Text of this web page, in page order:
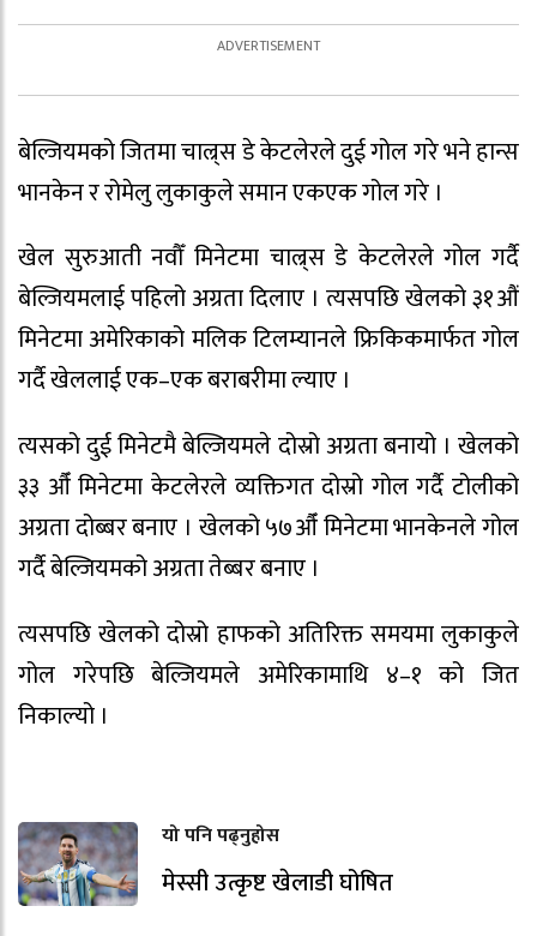
बेल्जियमको जितमा चाल्र्स डे केटलेरले दुई गोल गरे भने हान्स
भानकेन र रोमेलु लुकाकुले समान एकएक गोल गरे ।
खेल सुरुआती नवौँ मिनेटमा चाल्र्स डे केटलेरले गोल गर्दै
बेल्जियमलाई पहिलो अग्रता दिलाए । त्यसपछि खेलको ३१औं
मिनेटमा अमेरिकाको मलिक टिलम्यानले फ्रिकिकमार्फत गोल
गर्दै खेललाई एक–एक बराबरीमा ल्याए ।
त्यसको दुई मिनेटमै बेल्जियमले दोस्रो अग्रता बनायो । खेलको
३३ औँ मिनेटमा केटलेरले व्यक्तिगत दोस्रो गोल गर्दै टोलीको
अग्रता दोब्बर बनाए । खेलको ५७औँ मिनेटमा भानकेनले गोल
गर्दै बेल्जियमको अग्रता तेब्बर बनाए ।
त्यसपछि खेलको दोस्रो हाफको अतिरिक्त समयमा लुकाकुले
गोल गरेपछि बेल्जियमले अमेरिकामाथि ४–१ को जित
निकाल्यो ।
यो पनि पढ्नुहोस
मेस्सी उत्कृष्ट खेलाडी घोषित